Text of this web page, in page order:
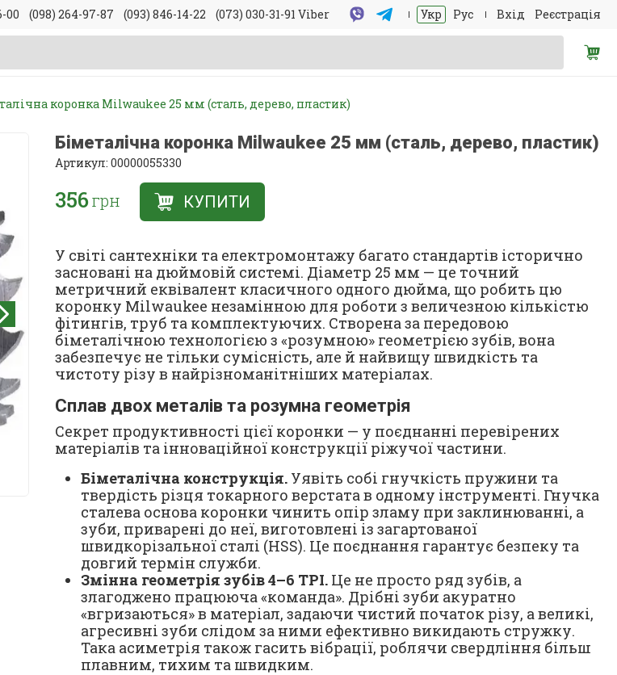
00 (098) 264-97-87 (093) 846-14-22 (073) 030-31-91 Viber Укр Рус Вхід Реєстрація
коронка Milwaukee 25 мм (сталь, дерево, пластик)
Біметалічна коронка Milwaukee 25 мм (сталь, дерево, пластик)
Артикул: 00000055330
356грн КУПИТИ
У світі сантехніки та електромонтажу багато стандартів історично
засновані на дюймовій системі. Діаметр 25 мм — це точний
метричний еквівалент класичного одного дюйма, що робить цю
коронку Milwaukee незамінною для роботи з величезною кількістю
фітингів, труб та комплектуючих. Створена за передовою
біметалічною технологією з «розумною» геометрією зубів, вона
забезпечує не тільки сумісність, але й найвищу швидкість та
чистоту різу в найрізноманітніших матеріалах.
Сплав двох металів та розумна геометрія
Секрет продуктивності цієї коронки — у поєднанні перевірених
матеріалів та інноваційної конструкції ріжучої частини.
Біметалічна конструкція. Уявіть собі гнучкість пружини та
твердість різця токарного верстата в одному інструменті. Гнучка
сталева основа коронки чинить опір зламу при заклинюванні, а
зуби, приварені до неї, виготовлені із загартованої
швидкорізальної сталі (HSS). Це поєднання гарантує безпеку та
довгий термін служби.
Змінна геометрія зубів 4–6 TPI. Це не просто ряд зубів, а
злагоджено працююча «команда». Дрібні зуби акуратно
«вгризаються» в матеріал, задаючи чистий початок різу, а великі,
агресивні зуби слідом за ними ефективно викидають стружку.
Така асиметрія також гасить вібрації, роблячи свердління більш
плавним, тихим та швидким.